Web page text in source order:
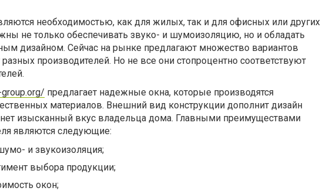
необходимостью, как для жилых, так и для офисных или других
не только обеспечивать звуко- и шумоизоляцию, но и обладать
дизайном. Сейчас на рынке предлагают множество вариантов
производителей. Но не все они стопроцентно соответствуют
предлагает надежные окна, которые производятся
материалов. Внешний вид конструкции дополнит дизайн
изысканный вкус владельца дома. Главными преимуществами
являются следующие:
и звукоизоляция;
выбора продукции;
окон;